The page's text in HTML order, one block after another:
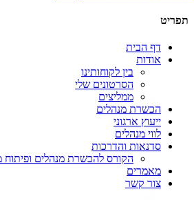
תפריט
דף הבית
אודות
בין לקוחותינו
הסרטונים שלי
ממליצים
הכשרת מנהלים
ייעוץ ארגוני
לווי מנהלים
סדנאות והדרכות
הקורס להכשרת מנהלים ופיתוח
מאמרים
צור קשר